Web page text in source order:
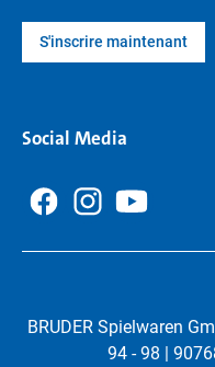
S'inscrire maintenant
Social Media
BRUDER Spielwaren
94 - 98 |